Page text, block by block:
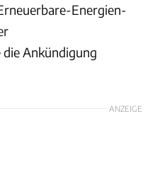
Energien-
Ankündigung
ANZEIGE